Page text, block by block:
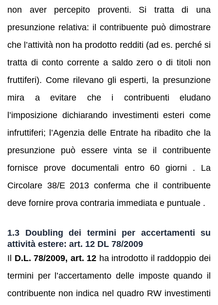
non aver percepito proventi. Si tratta di una
presunzione relativa: il contribuente può dimostrare
che l’attività non ha prodotto redditi (ad es. perché si
tratta di conto corrente a saldo zero o di titoli non
fruttiferi). Come rilevano gli esperti, la presunzione
mira a evitare che i contribuenti eludano
l’imposizione dichiarando investimenti esteri come
infruttiferi; l’Agenzia delle Entrate ha ribadito che la
presunzione può essere vinta se il contribuente
fornisce prove documentali entro 60 giorni . La
Circolare 38/E 2013 conferma che il contribuente
deve fornire prova contraria immediata e puntuale .
1.3 Doubling dei termini per accertamenti su
attività estere: art. 12 DL 78/2009
Il D.L. 78/2009, art. 12 ha introdotto il raddoppio dei
termini per l’accertamento delle imposte quando il
contribuente non indica nel quadro RW investimenti